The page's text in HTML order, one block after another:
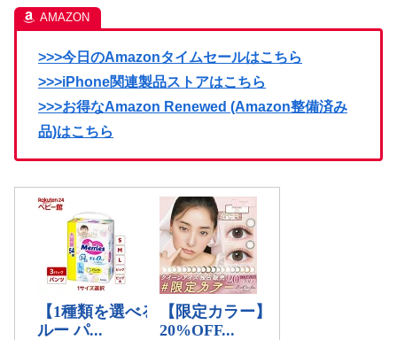
>>>今日のAmazonタイムセールはこちら
>>>iPhone関連製品ストアはこちら
>>>お得なAmazon Renewed (Amazon整備済み
品)はこちら